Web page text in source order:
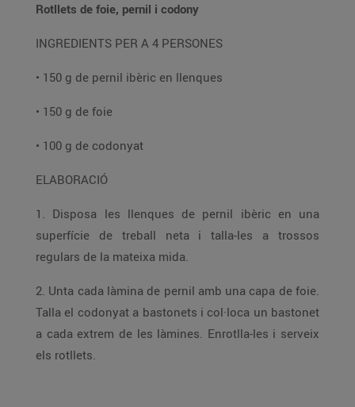
Rotllets de foie, pernil i codony
INGREDIENTS PER A 4 PERSONES
• 150 g de pernil ibèric en llenques
• 150 g de foie
• 100 g de codonyat
ELABORACIÓ
1. Disposa les llenques de pernil ibèric en una
superfície de treball neta i talla-les a trossos
regulars de la mateixa mida.
2. Unta cada làmina de pernil amb una capa de foie.
Talla el codonyat a bastonets i col·loca un bastonet
a cada extrem de les làmines. Enrotlla-les i serveix
els rotllets.